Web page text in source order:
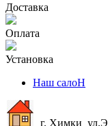
Доставка
Оплата
Установка
Наш салоН
г. Химки